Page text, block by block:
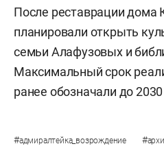
После реставрации дома
планировали открыть
семьи Алафузовых и
Максимальный срок
ранее обозначали до 2030
#адмиралтейка_возрождение #